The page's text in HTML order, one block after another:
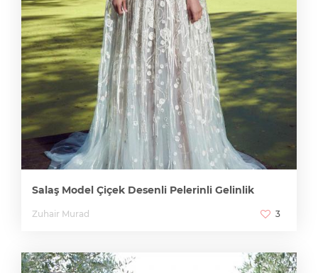
Salaş Model Çiçek Desenli Pelerinli Gelinlik
Zuhair Murad 3